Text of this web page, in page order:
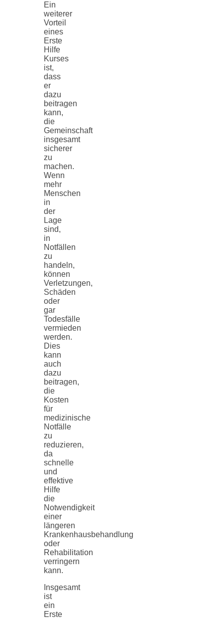
Ein
weiterer
Vorteil
eines
Erste
Hilfe
Kurses
ist,
dass
er
dazu
beitragen
kann,
die
Gemeinschaft
insgesamt
sicherer
zu
machen.
Wenn
mehr
Menschen
in
der
Lage
sind,
in
Notfällen
zu
handeln,
können
Verletzungen,
Schäden
oder
gar
Todesfälle
vermieden
werden.
Dies
kann
auch
dazu
beitragen,
die
Kosten
für
medizinische
Notfälle
zu
reduzieren,
da
schnelle
und
effektive
Hilfe
die
Notwendigkeit
einer
längeren
Krankenhausbehandlung
oder
Rehabilitation
verringern
kann.
Insgesamt
ist
ein
Erste